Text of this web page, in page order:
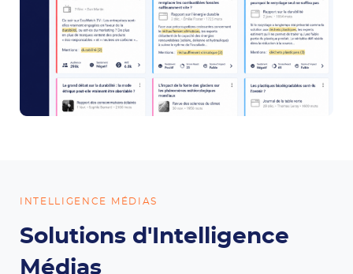
INTELLIGENCE MÉDIAS
Solutions d'Intelligence
Médias